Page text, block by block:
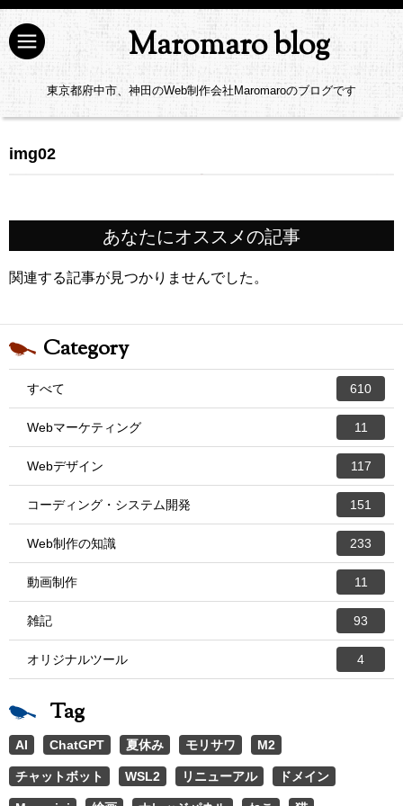
Maromaro blog
東京都府中市、神田のWeb制作会社Maromaroのブログです
img02
あなたにオススメの記事
関連する記事が見つかりませんでした。
Category
すべて 610
Webマーケティング 11
Webデザイン 117
コーディング・システム開発 151
Web制作の知識 233
動画制作 11
雑記 93
オリジナルツール 4
Tag
AI ChatGPT 夏休み モリサワ M2
チャットボット WSL2 リニューアル ドメイン